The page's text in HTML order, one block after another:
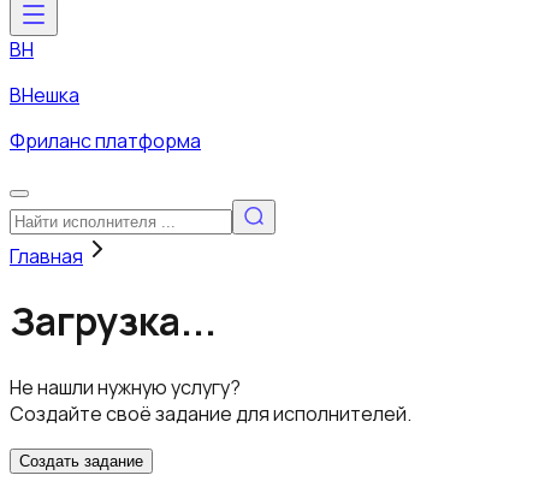
ВН
ВНешка
Фриланс платформа
Главная
Загрузка...
Не нашли нужную услугу?
Создайте своё задание для исполнителей.
Создать задание